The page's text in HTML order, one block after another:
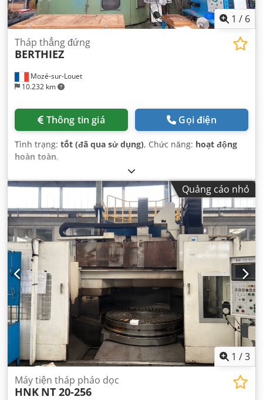
1 / 6
Mozé-sur-Louet
10.232 km
Tháp thẳng đứng
BERTHIEZ
Thông tin giá Gọi điện
Tình trạng: tốt (đã qua sử dụng), Chức năng: hoạt động
hoàn toàn,
Quảng cáo nhỏ
1 /3
Máy tiện tháp pháo dọc
HNK NT 20-256